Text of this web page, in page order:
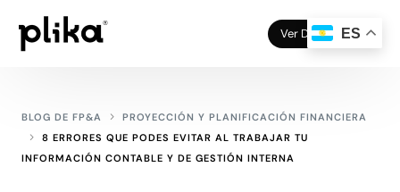
Ver Demo
BLOG DE FP&A
PROYECCIÓN Y PLANIFICACIÓN FINANCIERA
8 ERRORES QUE PODES EVITAR AL TRABAJAR TU
INFORMACIÓN CONTABLE Y DE GESTIÓN INTERNA
ES